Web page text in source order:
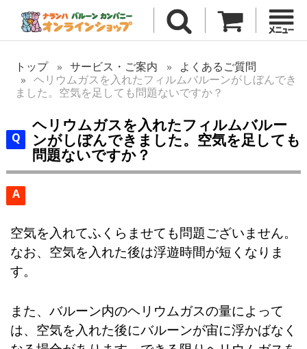
トップ サービス・ご案内
よくあるご質問
ヘリウムガスを入れたフィルムバルーンがしぼんでき
ました。空気を足しても問題ないですか？
ヘリウムガスを入れたフィルムバルー
ンがしぼんできました。空気を足しても
問題ないですか？
A
空気を入れてふくらませても問題ございません。
なお、空気を入れた後は浮遊時間が短くなりま
す。
また、バルーン内のヘリウムガスの量によって
は、空気を入れた後にバルーンが宙に浮かばなく